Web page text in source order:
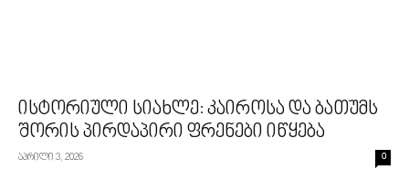
ისტორიული სიახლე: კაიროსა და ბათუმს
შორის პირდაპირი ფრენები იწყება
აპრილი 3, 2026 0